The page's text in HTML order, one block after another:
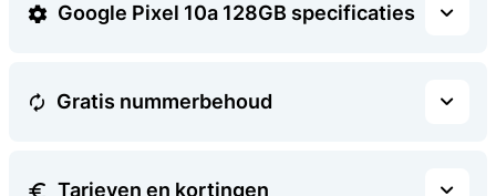
Google Pixel 10a 128GB specificaties
Gratis nummerbehoud
Tarieven en kortingen